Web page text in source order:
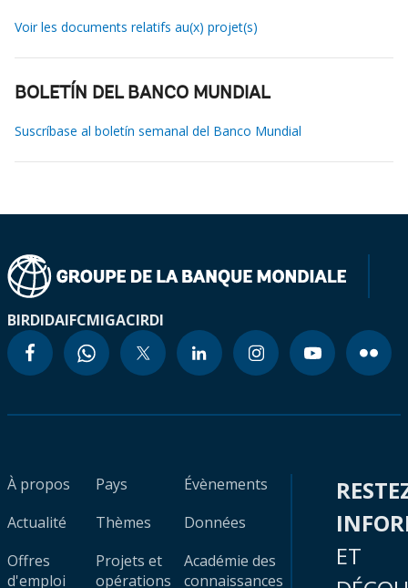
Voir les documents relatifs au(x) projet(s)
BOLETÍN DEL BANCO MUNDIAL
Suscríbase al boletín semanal del Banco Mundial
BIRDIDAIFCMIGACIRDI
À propos
Actualité
Offres
d'emploi
Pays
Thèmes
Projets et
opérations
Évènements
Données
Académie des
connaissances
ET